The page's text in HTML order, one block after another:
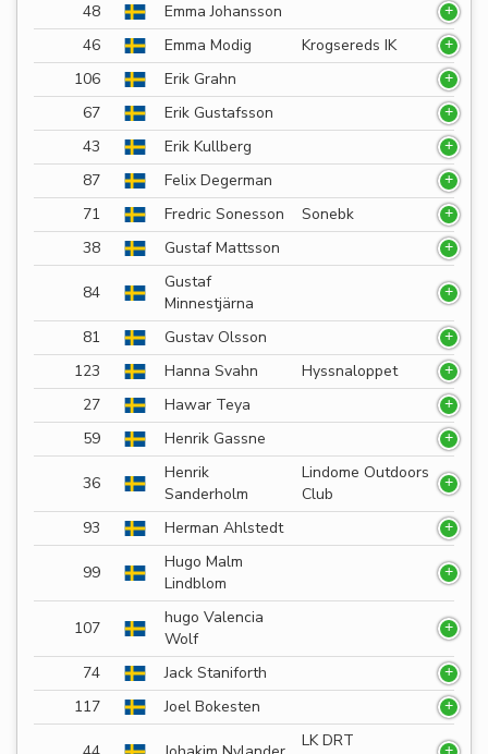
48
Emma Johansson
46
Emma Modig
Krogsereds IK
106
Erik Grahn
67
Erik Gustafsson
43
Erik Kullberg
87
Felix Degerman
71
Fredric Sonesson
Sonebk
38
Gustaf Mattsson
84
Gustaf
Minnestjärna
81
Gustav Olsson
123
Hanna Svahn
Hyssnaloppet
27
Hawar Teya
59
Henrik Gassne
36
Henrik
Sanderholm
Lindome Outdoors
Club
93
Herman Ahlstedt
99
Hugo Malm
Lindblom
107
hugo Valencia
Wolf
74
Jack Staniforth
117
Joel Bokesten
LK DRT